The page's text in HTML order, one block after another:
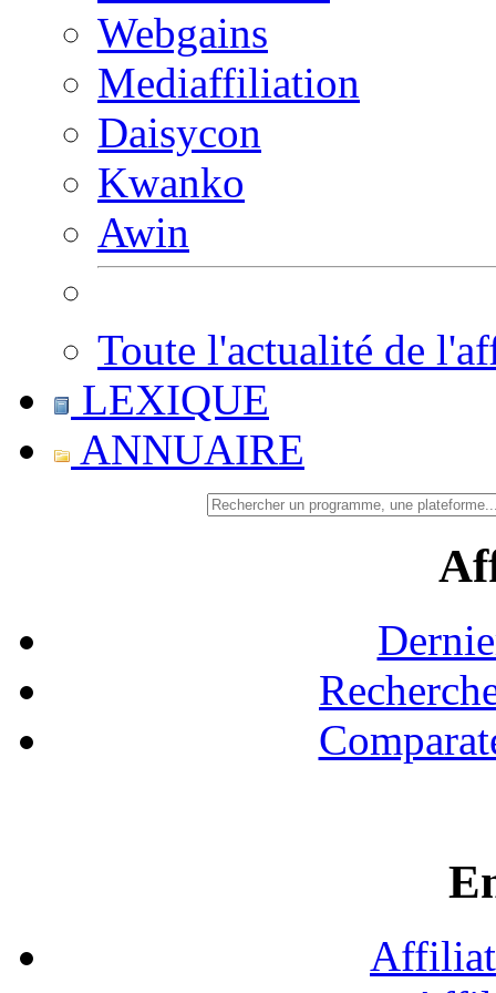
Webgains
Mediaffiliation
Daisycon
Kwanko
Awin
Toute l'actualité de
LEXIQUE
ANNUAIRE